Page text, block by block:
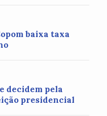
baixa taxa
decidem pela
presidencial